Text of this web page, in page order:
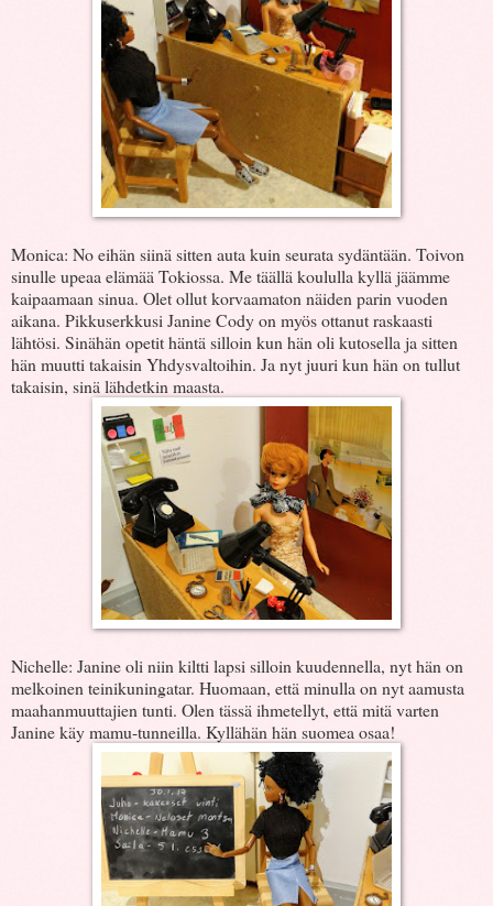
Monica: No eihän siinä sitten auta kuin seurata sydäntään. Toivon
sinulle upeaa elämää Tokiossa. Me täällä koululla kyllä jäämme
kaipaamaan sinua. Olet ollut korvaamaton näiden parin vuoden
aikana. Pikkuserkkusi Janine Cody on myös ottanut raskaasti
lähtösi. Sinähän opetit häntä silloin kun hän oli kutosella ja sitten
hän muutti takaisin Yhdysvaltoihin. Ja nyt juuri kun hän on tullut
takaisin, sinä lähdetkin maasta.
Nichelle: Janine oli niin kiltti lapsi silloin kuudennella, nyt hän on
melkoinen teinikuningatar. Huomaan, että minulla on nyt aamusta
maahanmuuttajien tunti. Olen tässä ihmetellyt, että mitä varten
Janine käy mamu-tunneilla. Kyllähän hän suomea osaa!